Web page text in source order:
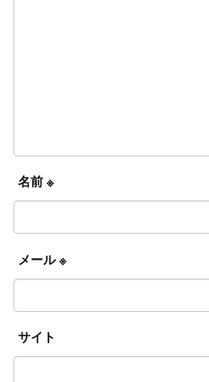
名前 ※
メール※
サイト